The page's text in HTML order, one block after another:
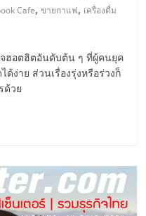
Cafe,ขายกาแฟ, เครื่องดื่ม
ฮอตฮิตอันดับต้น ๆ ที่ผู้คนยุค
ด้ง่าย ส่วนเรื่องรุ่งหรือร่วงก็
ด้วย